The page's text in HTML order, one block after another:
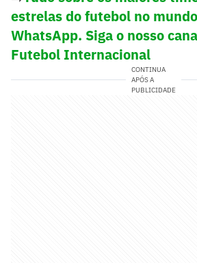
estrelas do futebol no
WhatsApp. Siga o nosso
Futebol Internacional
CONTINUA
APÓS A
PUBLICIDADE